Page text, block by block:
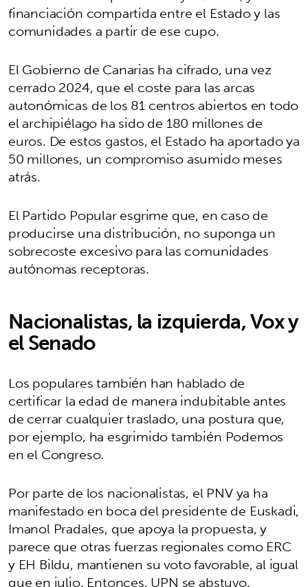
financiación compartida entre el Estado y las
comunidades a partir de ese cupo.
El Gobierno de Canarias ha cifrado, una vez
cerrado 2024, que el coste para las arcas
autonómicas de los 81 centros abiertos en todo
el archipiélago ha sido de 180 millones de
euros. De estos gastos, el Estado ha aportado ya
50 millones, un compromiso asumido meses
atrás.
El Partido Popular esgrime que, en caso de
producirse una distribución, no suponga un
sobrecoste excesivo para las comunidades
autónomas receptoras.
Nacionalistas, la izquierda, Vox y
el Senado
Los populares también han hablado de
certificar la edad de manera indubitable antes
de cerrar cualquier traslado, una postura que,
por ejemplo, ha esgrimido también Podemos
en el Congreso.
Por parte de los nacionalistas, el PNV ya ha
manifestado en boca del presidente de Euskadi,
Imanol Pradales, que apoya la propuesta, y
parece que otras fuerzas regionales como ERC
y EH Bildu, mantienen su voto favorable, al igual
que en julio. Entonces, UPN se abstuvo.